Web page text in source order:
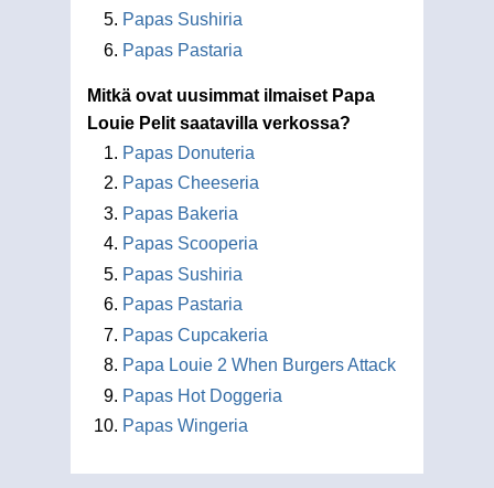
Papas Sushiria
Papas Pastaria
Mitkä ovat uusimmat ilmaiset Papa
Louie Pelit saatavilla verkossa?
Papas Donuteria
Papas Cheeseria
Papas Bakeria
Papas Scooperia
Papas Sushiria
Papas Pastaria
Papas Cupcakeria
Papa Louie 2 When Burgers Attack
Papas Hot Doggeria
Papas Wingeria